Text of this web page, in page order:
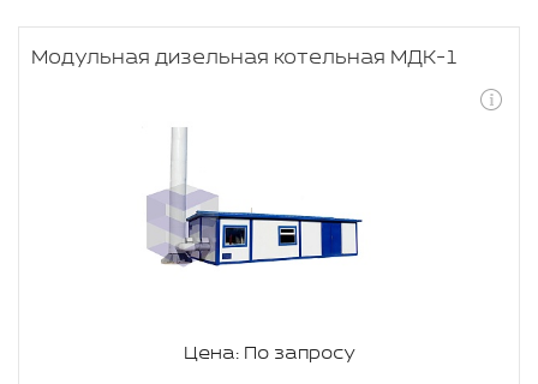
Модульная дизельная котельная МДК-1
Цена: По запросу